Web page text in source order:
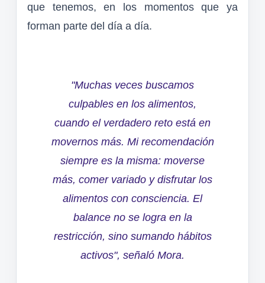
que tenemos, en los momentos que ya
forman parte del día a día.
"Muchas veces buscamos
culpables en los alimentos,
cuando el verdadero reto está en
movernos más. Mi recomendación
siempre es la misma: moverse
más, comer variado y disfrutar los
alimentos con consciencia. El
balance no se logra en la
restricción, sino sumando hábitos
activos", señaló Mora.